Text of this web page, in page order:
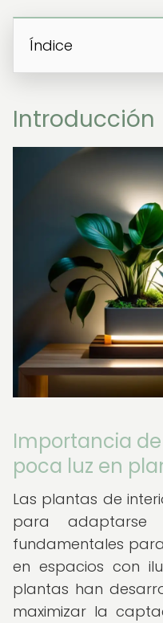
Índice
Introducción
Importancia
poca luz en
Las plantas de
para
fundamentales
en espacios con
plantas han
maximizar la